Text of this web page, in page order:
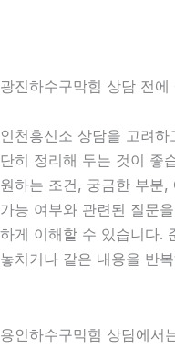
광진하수구막힘 상담 전에
인천흥신소 상담을 고려
단히 정리해 두는 것이 좋
원하는 조건, 궁금한 부분
가능 여부와 관련된 질문
하게 이해할 수 있습니다.
놓치거나 같은 내용을 반
용인하수구막힘 상담에서